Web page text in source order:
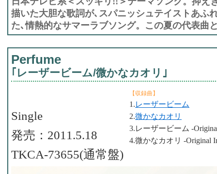
描いた大胆な歌詞が､スパニッシュテイストあふ
た､情熱的なサマーラブソング。この夏の代表曲
Perfume
｢レーザービーム/微かなカオリ｣
【収録曲】
1.レーザービーム
2.微かなカオリ
3.レーザービーム -
4.微かなカオリ -Original
Single
発売：2011.5.18
TKCA-73655(通常盤)